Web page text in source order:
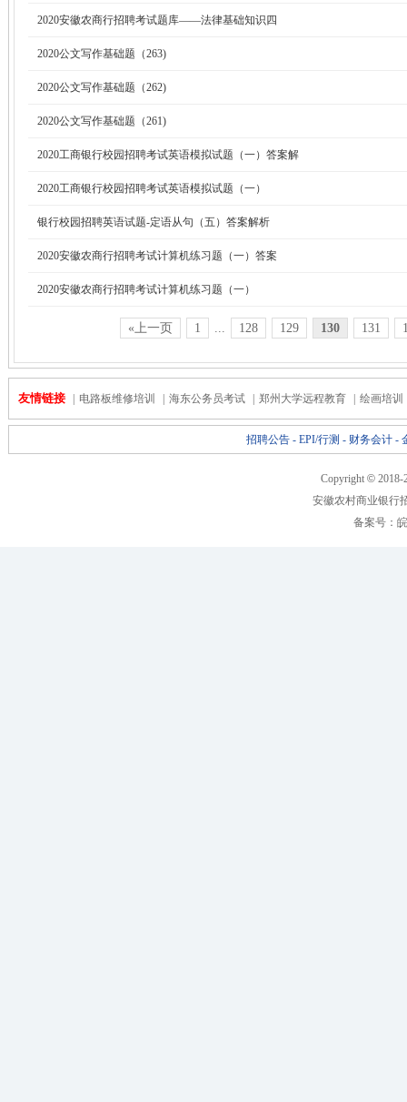
2020安徽农商行招聘考试题库——法律基础知识四
2020公文写作基础题（263)
2020公文写作基础题（262)
2020公文写作基础题（261)
2020工商银行校园招聘考试英语模拟试题（一）答案解
2020工商银行校园招聘考试英语模拟试题（一）
银行校园招聘英语试题-定语从句（五）答案解析
2020安徽农商行招聘考试计算机练习题（一）答案
2020安徽农商行招聘考试计算机练习题（一）
«上一页 1 ... 128 129 130 131
友情链接 电路板维修培训 海东公务员考试 郑州大学远程教育 绘画培训
招聘公告- EPI/行测 - 财务会计-
Copyright © 2018-
安徽农村商业银行
备案号：